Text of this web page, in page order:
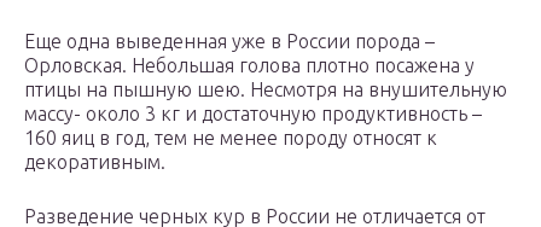
Еще одна выведенная уже в России порода –
Орловская. Небольшая голова плотно посажена у
птицы на пышную шею. Несмотря на внушительную
массу- около 3 кг и достаточную продуктивность –
160 яиц в год, тем не менее породу относят к
декоративным.
Разведение черных кур в России не отличается от